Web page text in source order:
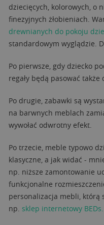
dziecięcych, kolorowych, o
finezyjnych żłobieniach.
drewnianych do pokoju
standardowym wyglądzie.
Po pierwsze, gdy dziecko
regały będą pasować
Po drugie, zabawki są
na barwnych meblach
wywołać odwrotny efekt.
Po trzecie, meble typowo
klasyczne, a jak widać -
np. niższe zamontowanie
funkcjonalne
personalizacja mebli, którą
np. sklep internetowy BEDs.